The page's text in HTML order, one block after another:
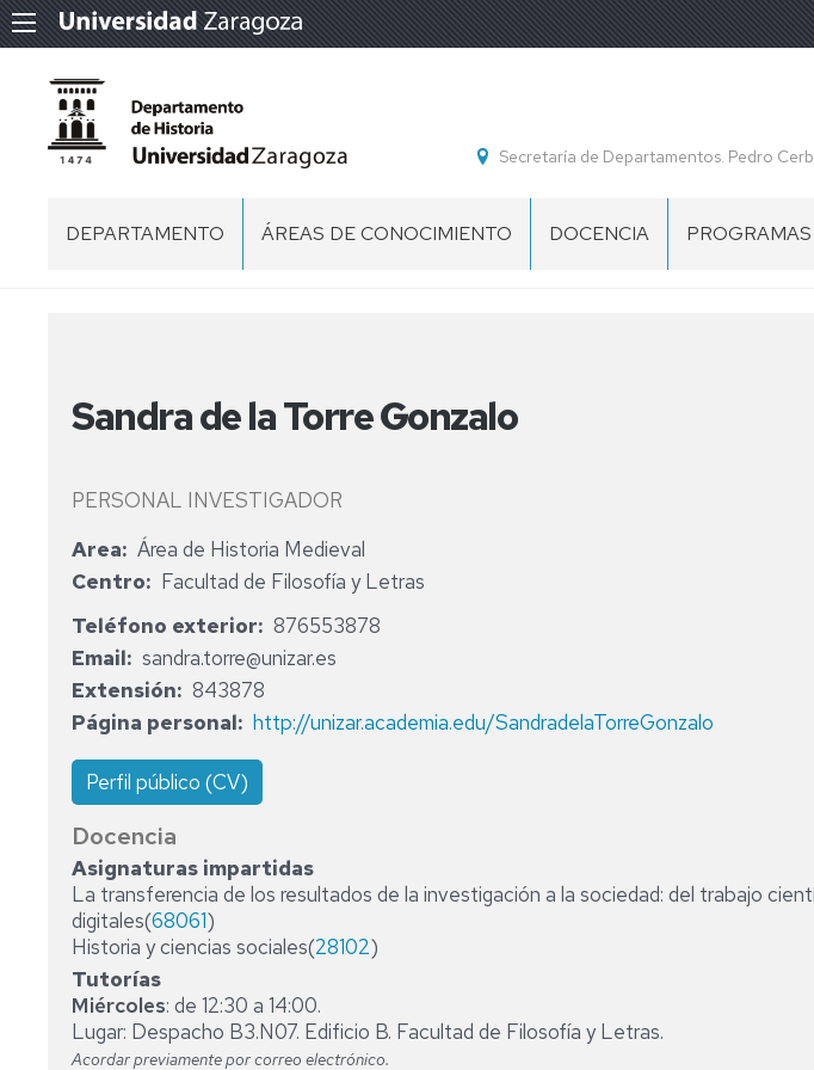
Secretaría de Departamentos. Pedro
DEPARTAMENTO
COMISIÓN
PERSONAL
ÁREAS DE CONOCIMIENTO
HISTORIA
MEDIEVAL
MODERNA
HISTORIA
CONTEMPORÁNEA
HISTORIA
DE
AMÉRICA
DOCENCIA
Sandra de la Torre Gonzalo
PERSONAL INVESTIGADOR
Area
Área de Historia Medieval
Centro
Facultad de Filosofía y Letras
Teléfono exterior
876553878
Email
sandra.torre@unizar.es
Extensión
843878
Página personal
http://unizar.academia.edu/SandradelaTorreGonzalo
Perfil público (CV)
Docencia
Asignaturas impartidas
La transferencia de los resultados de la investigación a la sociedad: del trabajo
digitales(68061)
Historia y ciencias sociales(28102)
Tutorías
Miércoles: de 12:30 a 14:00.
Lugar: Despacho B3.N07. Edificio B. Facultad de Filosofía y Letras.
Acordar previamente por correo electrónico.